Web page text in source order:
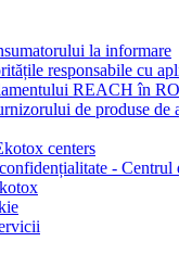
la informare
responsabile cu
REACH în RO
de produse de
centers
- Centrul